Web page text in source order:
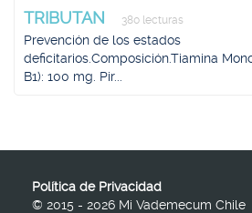
TRIBUTAN 380 lecturas
Prevención de los estados
deficitarios.Composición.Tiamina
B1): 100 mg. Pir...
Política de Privacidad
© 2015 - 2026 Mi Vademecum Chile